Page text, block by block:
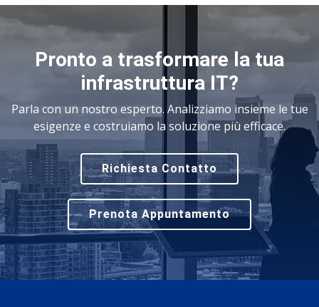
Pronto a trasformare la tua
infrastruttura IT?
Parla con un nostro esperto. Analizziamo insieme le tue
esigenze e costruiamo la soluzione più efficace.
Richiesta Contatto
Prenota Appuntamento